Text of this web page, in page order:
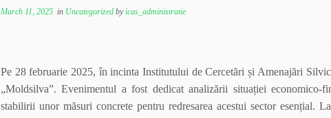
March 11, 2025 in Uncategorized byicas_administratie
Pe 28 februarie 2025, în incinta Institutului de Cercetări și Amenajări
„Moldsilva”. Evenimentul a fost dedicat analizării situației
stabilirii unor măsuri concrete pentru redresarea acestui sector esențial.